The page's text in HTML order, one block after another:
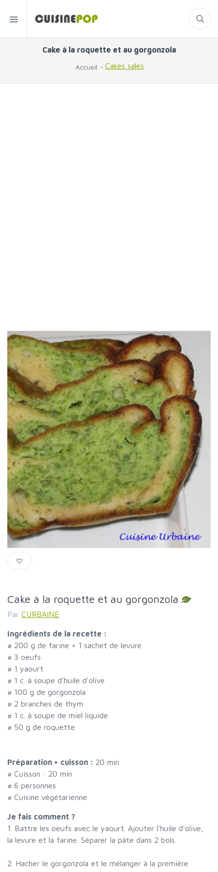
Cake à la roquette et au gorgonzola
Accueil Cakes salés
Cake à la roquette et au gorgonzola
Par CURBAINE
Ingrédients de la recette :
# 200 g de farine + 1 sachet de levure
# 3 oeufs
# 1 yaourt
# 1 c. à soupe d'huile d'olive
# 100 g de gorgonzola
# 2 branches de thym
# 1 c. à soupe de miel liquide
# 50 g de roquette
Préparation + cuisson : 20 min
# Cuisson : 20 min
# 6 personnes
# Cuisine végétarienne
Je fais comment ?
1. Battre les oeufs avec le yaourt. Ajouter l'huile d'olive,
la levure et la farine. Séparer la pâte dans 2 bols.
2. Hacher le gorgonzola et le mélanger à la première